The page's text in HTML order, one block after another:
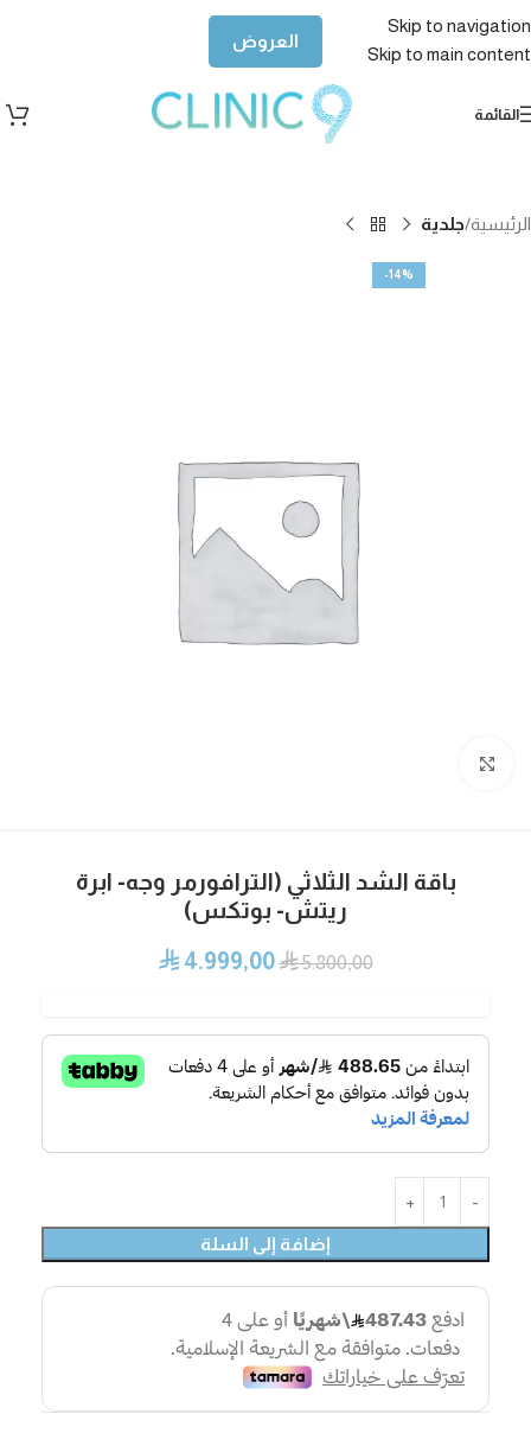
Skip to navigation
Skip to main content
العروض
القائمة
الرئيسية جلدية
-14%
باقة الشد الثلاثي (الترافورمر وجه- ابرة
ريتش- بوتكس)
⃁5.800,00
⃁4.999,00
إضافة إلى السلة